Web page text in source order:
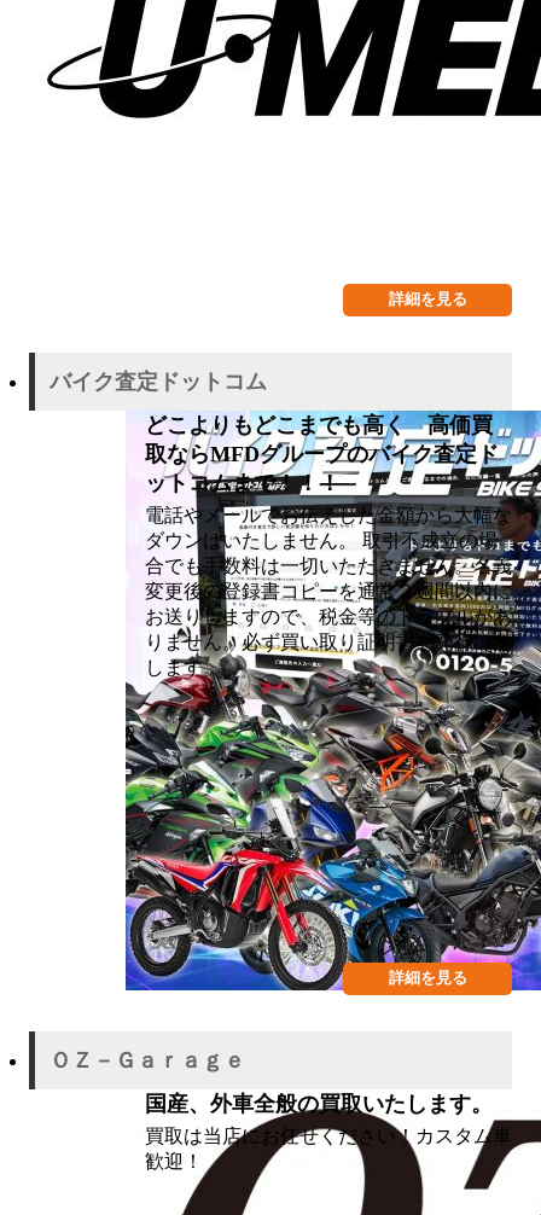
詳細を見る
バイク査定ドットコム
どこよりもどこまでも高く 高価買
取ならMFDグループのバイク査定ド
ットコムまで！！！
電話やメールでお伝えした金額から大幅な
ダウンはいたしません。 取引不成立の場
合でも手数料は一切いただきません。名義
変更後の登録書コピーを通常２週間以内に
お送りしますので、税金等のトラブルがあ
りません。必ず買い取り証明書を発行いた
します。
詳細を見る
ＯＺ－Ｇａｒａｇｅ
国産、外車全般の買取いたします。
買取は当店にお任せください！カスタム車
歓迎！